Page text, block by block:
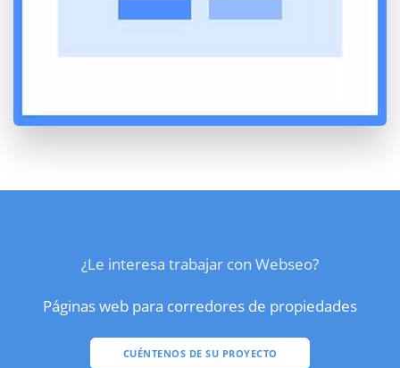
¿Le interesa trabajar con Webseo?
Páginas web para corredores de propiedades
CUÉNTENOS DE SU PROYECTO